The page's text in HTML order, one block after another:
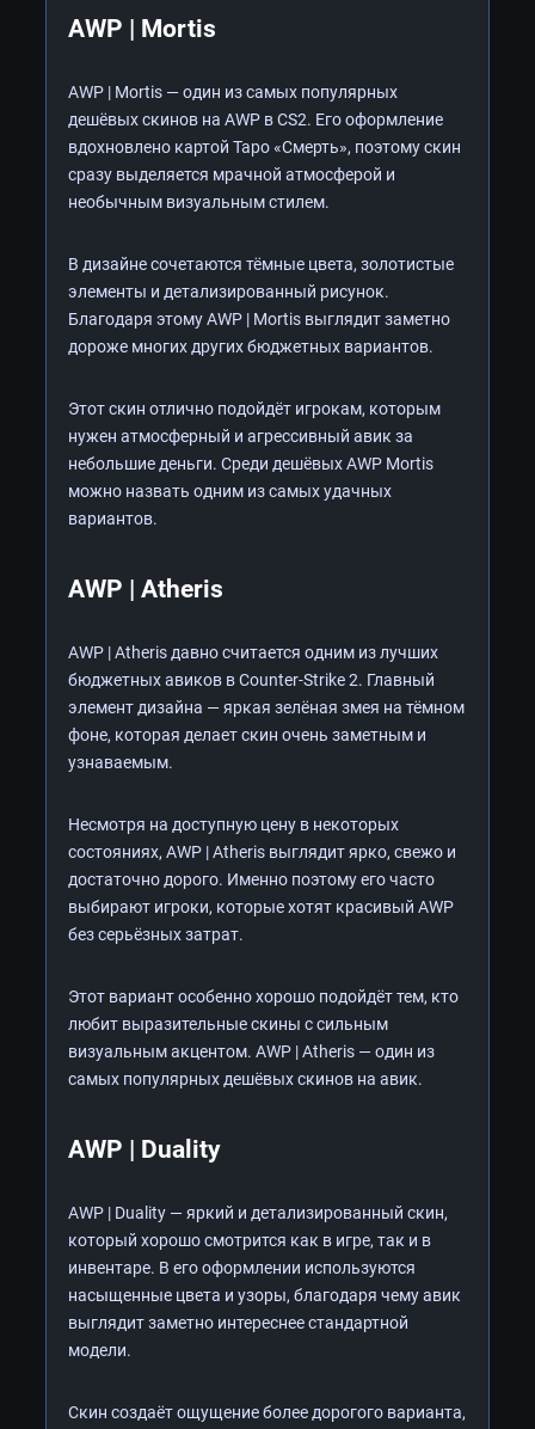
AWP | Mortis
AWP | Mortis — один из самых популярных
дешёвых скинов на AWP в CS2. Его оформление
вдохновлено картой Таро «Смерть», поэтому скин
сразу выделяется мрачной атмосферой и
необычным визуальным стилем.
В дизайне сочетаются тёмные цвета, золотистые
элементы и детализированный рисунок.
Благодаря этому AWP | Mortis выглядит заметно
дороже многих других бюджетных вариантов.
Этот скин отлично подойдёт игрокам, которым
нужен атмосферный и агрессивный авик за
небольшие деньги. Среди дешёвых AWP Mortis
можно назвать одним из самых удачных
вариантов.
AWP | Atheris
AWP | Atheris давно считается одним из лучших
бюджетных авиков в Counter-Strike 2. Главный
элемент дизайна — яркая зелёная змея на тёмном
фоне, которая делает скин очень заметным и
узнаваемым.
Несмотря на доступную цену в некоторых
состояниях, AWP | Atheris выглядит ярко, свежо и
достаточно дорого. Именно поэтому его часто
выбирают игроки, которые хотят красивый AWP
без серьёзных затрат.
Этот вариант особенно хорошо подойдёт тем, кто
любит выразительные скины с сильным
визуальным акцентом. AWP | Atheris — один из
самых популярных дешёвых скинов на авик.
AWP | Duality
AWP | Duality — яркий и детализированный скин,
который хорошо смотрится как в игре, так и в
инвентаре. В его оформлении используются
насыщенные цвета и узоры, благодаря чему авик
выглядит заметно интереснее стандартной
модели.
Скин создаёт ощущение более дорогого варианта,